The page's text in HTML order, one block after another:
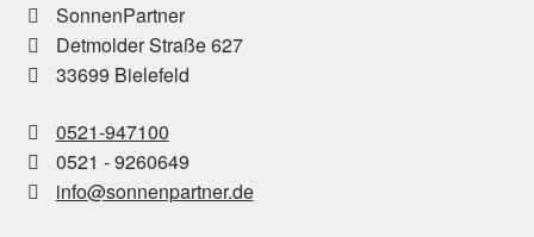
SonnenPartner
Detmolder Straße 627
33699 Bielefeld
0521-947100
0521 - 9260649
info@sonnenpartner.de